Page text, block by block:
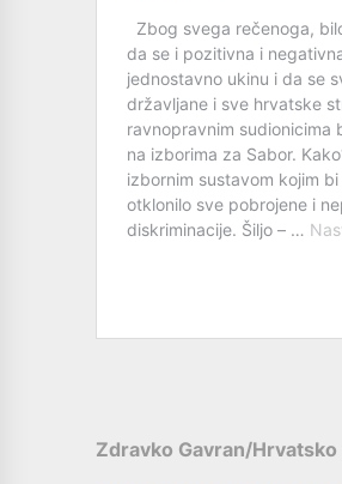
Zdravko Gavran/Hrvatsko